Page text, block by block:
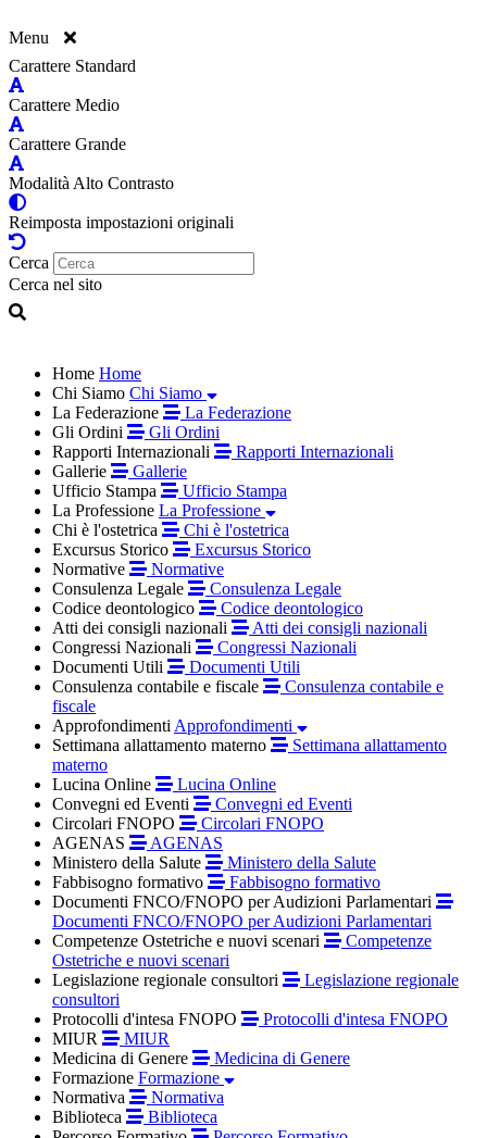
Menu
Carattere Standard
Carattere Medio
Carattere Grande
Modalità Alto Contrasto
Reimposta impostazioni originali
Cerca
Cerca nel sito
Home Home
Chi Siamo Chi Siamo
La Federazione
La Federazione
Gli Ordini
Gli Ordini
Rapporti Internazionali
Rapporti Internazionali
Gallerie
Gallerie
Ufficio Stampa
Ufficio Stampa
La Professione La Professione
Chi è l'ostetrica
Chi è l'ostetrica
Excursus Storico
Excursus Storico
Normative
Normative
Consulenza Legale
Consulenza Legale
Codice deontologico
Codice deontologico
Atti dei consigli nazionali
Atti dei consigli nazionali
Congressi Nazionali
Congressi Nazionali
Documenti Utili
Documenti Utili
Consulenza contabile e fiscale
Consulenza contabile e
fiscale
Approfondimenti Approfondimenti
Settimana allattamento materno
Settimana allattamento
materno
Lucina Online
Lucina Online
Convegni ed Eventi
Convegni ed Eventi
Circolari FNOPO
Circolari FNOPO
AGENAS
AGENAS
Ministero della Salute
Ministero della Salute
Fabbisogno formativo
Fabbisogno formativo
Documenti FNCO/FNOPO per Audizioni Parlamentari
Documenti FNCO/FNOPO per Audizioni Parlamentari
Competenze Ostetriche e nuovi scenari
Competenze
Ostetriche e nuovi scenari
Legislazione regionale consultori
Legislazione regionale
consultori
Protocolli d'intesa FNOPO
Protocolli d'intesa FNOPO
MIUR
MIUR
Medicina di Genere
Medicina di Genere
Formazione Formazione
Normativa
Normativa
Biblioteca
Biblioteca